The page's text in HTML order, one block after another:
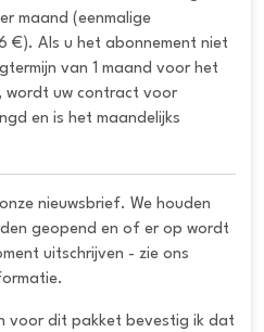
maand (eenmalige
€). Als u het abonnement niet
van 1 maand voor het
wordt uw contract voor
en is het maandelijks
nieuwsbrief. We houden
geopend en of er op wordt
uitschrijven - zie ons
voor dit pakket bevestig ik dat